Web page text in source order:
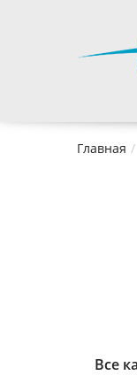
Главная
Все